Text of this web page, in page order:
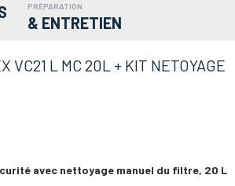
PRÉPARATION
& ENTRETIEN
VC21 L MC 20L + KIT NETOYAGE
avec nettoyage manuel du filtre, 20 L